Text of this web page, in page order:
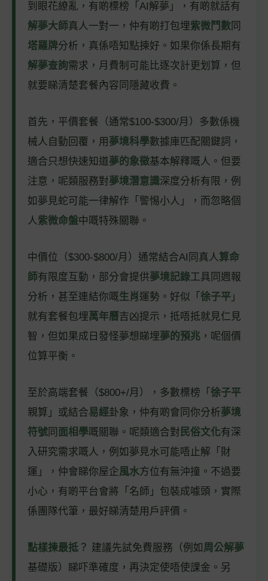
到眼花繚亂，有啲標榜「AI解夢」，有啲就話有
解夢大師真人一對一，仲有啲打包埋紫微鬥數 同
塔羅牌分析，真係唔知點揀好。如果你係長期有
解夢查詢需求，月費制可能比逐次計更划算，但
就要睇清楚套餐內容同隱藏收費。
首先，平價套餐（通常$100-$300/月）多數係機
械人自動回覆，用 夢境科學數據庫匹配關鍵詞，
適合只想快速知道夢的象徵基本解釋嘅人。但要
注意，呢類服務對夢境潛意識深度分析有限，例
如夢見蛇可能一律解作「警惕小人」，而忽略個
人紫微命盤中嘅特殊關聯。
中價位（$300-$800/月）通常結合AI同真人算命
師有限度互動，部分會提供夢境記錄工具同週報
分析，甚至連結你嘅生肖運勢。好似「 徐子平 」
就有套餐包埋萬年曆吉凶提示，抵唔抵就見仁見
智，但如果成日發怪夢想睇埋夢的預兆 ，呢個價
位算平衡。
至於高端套餐（$800+/月），多數標榜「 徐子平
親算」或結合易經卦象，仲有啲會同你分析夢境
符號 同 面相學嘅關聯。呢類適合對 民俗文化有深
入研究需求嘅人，例如夢見水可能唔止解「財
運」，仲會睇你屋企風水方位有無沖撞。不過要
小心，有啲平台會將「名師」包裝成噱頭，實際
係團隊代筆，最好睇清楚用戶評價。
點樣揀最抵？ 建議先試免費服務（例如 周公解夢
基礎版）睇吓準確度，再決定使唔使課金。另